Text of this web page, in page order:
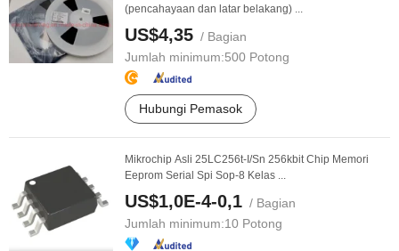
(pencahayaan dan latar belakang) ...
US$4,35 / Bagian
Jumlah minimum:500 Potong
Hubungi Pemasok
Mikrochip Asli 25LC256t-I/Sn 256kbit Chip Memori
Eeprom Serial Spi Sop-8 Kelas ...
US$1,0E-4-0,1 / Bagian
Jumlah minimum:10 Potong